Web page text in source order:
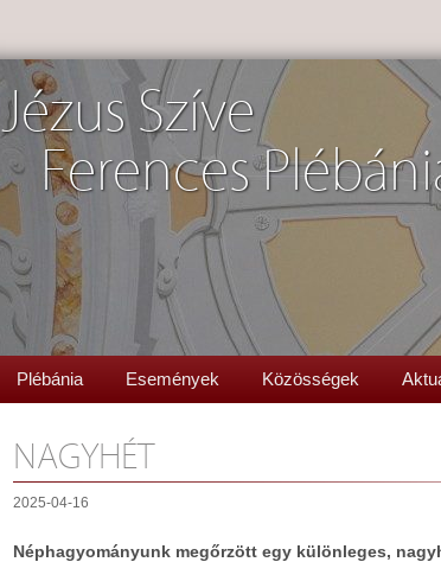
Jézus Szíve
Ferences
Plébánia Események Közösségek
NAGYHÉT
2025-04-16
Néphagyományunk megőrzött egy különleges,